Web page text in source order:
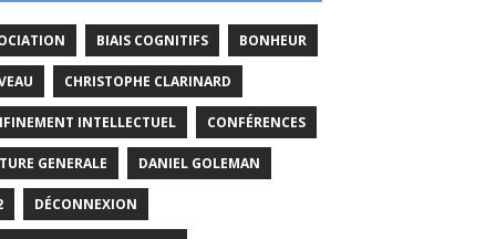
BIAIS COGNITIFS BONHEUR
CHRISTOPHE CLARINARD
INTELLECTUEL CONFÉRENCES
GENERALE DANIEL GOLEMAN
DÉCONNEXION